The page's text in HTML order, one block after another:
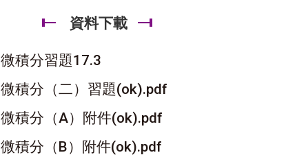
資料下載
微積分習題17.3
微積分（二）習題(ok).pdf
微積分（A）附件(ok).pdf
微積分（B）附件(ok).pdf